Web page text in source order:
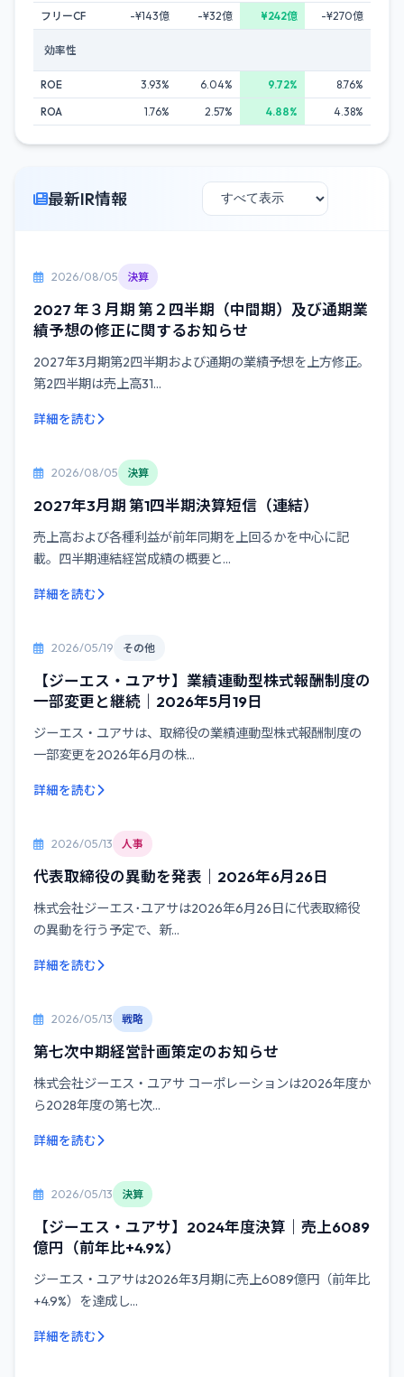
フリーCF
-¥143億 -¥32億 ¥242億 -¥270億
効率性
ROE 3.93% 6.04% 9.72%
8.76%
ROA
1.76% 2.57% 4.88% 4.38%
最新IR情報
2026/08/05 決算
2027 年３月期 第２四半期（中間期）及び通期業
績予想の修正に関するお知らせ
2027年3月期第2四半期および通期の業績予想を上方修正。
第2四半期は売上高31...
詳細を読む
2026/08/05 決算
2027年3月期 第1四半期決算短信（連結）
売上高および各種利益が前年同期を上回るかを中心に記
載。四半期連結経営成績の概要と...
詳細を読む
2026/05/19 その他
【ジーエス・ユアサ】業績連動型株式報酬制度の
一部変更と継続｜2026年5月19日
ジーエス・ユアサは、取締役の業績連動型株式報酬制度の
一部変更を2026年6月の株...
詳細を読む
2026/05/13 人事
代表取締役の異動を発表｜2026年6月26日
株式会社ジーエス･ユアサは2026年6月26日に代表取締役
の異動を行う予定で、新...
詳細を読む
2026/05/13 戦略
第七次中期経営計画策定のお知らせ
株式会社ジーエス・ユアサ コーポレーションは2026年度か
ら2028年度の第七次...
詳細を読む
2026/05/13 決算
【ジーエス・ユアサ】2024年度決算｜売上6089
億円（前年比+4.9%）
ジーエス・ユアサは2026年3月期に売上6089億円（前年比
+4.9%）を達成し...
詳細を読む